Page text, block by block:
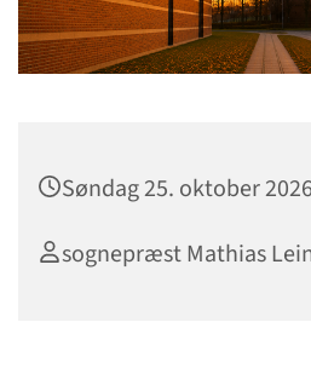
Søndag 25. oktober
sognepræst Mathias